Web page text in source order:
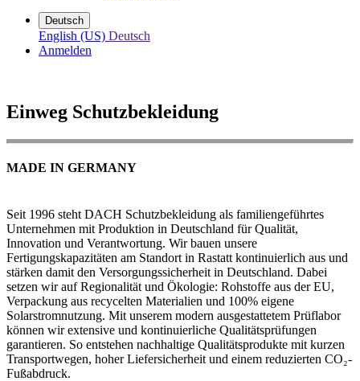
Deutsch
English (US) Deutsch
Anmelden
Einweg Schutzbekleidung
MADE IN GERMANY
Seit 1996 steht DACH Schutzbekleidung als familiengeführtes
Unternehmen mit Produktion in Deutschland für Qualität,
Innovation und Verantwortung. Wir bauen unsere
Fertigungskapazitäten am Standort in Rastatt kontinuierlich aus und
stärken damit den Versorgungssicherheit in Deutschland. Dabei
setzen wir auf Regionalität und Ökologie: Rohstoffe aus der EU,
Verpackung aus recycelten Materialien und 100% eigene
Solarstromnutzung. Mit unserem modern ausgestattetem Prüflabor
können wir extensive und kontinuierliche Qualitätsprüfungen
garantieren. So entstehen nachhaltige Qualitätsprodukte mit kurzen
Transportwegen, hoher Liefersicherheit und einem reduzierten CO₂-
Fußabdruck.